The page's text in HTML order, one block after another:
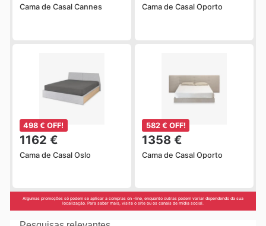
Cama de Casal Cannes Cama de Casal Oporto
498 € OFF!
1162 €
Cama de Casal Oslo
582 € OFF!
1358 €
Cama de Casal Oporto
Algumas promoções só podem se aplicar a compras on -line, enquanto outras podem variar dependendo da sua
localização. Para saber mais, visite o site ou os canais de mídia social.